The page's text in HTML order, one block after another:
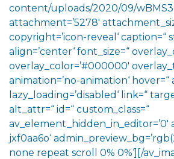
content/uploads/2020/09/
attachment=’5278′
copyright=’icon-reveal‘ caption=“
align=’center‘ font_size=“
overlay_color=’#000000′
animation=’no-animation‘ hover=“
lazy_loading=’disabled‘ link=“
alt_attr=“ id=“ custom_class=“
av_element_hidden_in_editor=’0′
jxf0aa6o‘
none repeat scroll 0% 0%‘][/